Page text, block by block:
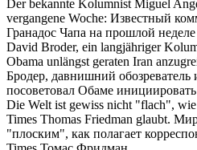
Der bekannte Kolumnist Miguel
vergangene Woche: Известный
Гранадос Чапа на прошлой
David Broder, ein langjähriger
Obama unlängst geraten Iran
Бродер, давнишний
посоветовал Обаме
Die Welt ist gewiss nicht "flach",
Times Thomas Friedman glaubt. Мир
"плоским", как полагает